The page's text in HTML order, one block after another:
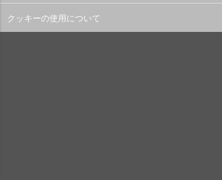
クッキーの使用について